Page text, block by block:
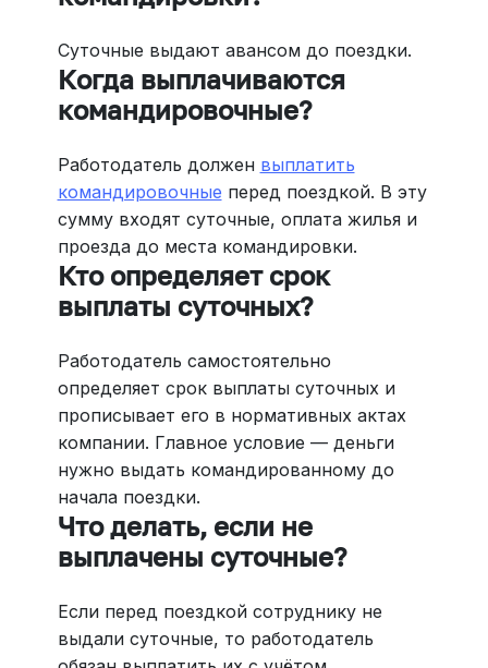
Суточные выдают авансом до поездки.
Когда выплачиваются
командировочные?
Работодатель должен выплатить
командировочные перед поездкой. В эту
сумму входят суточные, оплата жилья и
проезда до места командировки.
Кто определяет срок
выплаты суточных?
Работодатель самостоятельно
определяет срок выплаты суточных и
прописывает его в нормативных актах
компании. Главное условие — деньги
нужно выдать командированному до
начала поездки.
Что делать, если не
выплачены суточные?
Если перед поездкой сотруднику не
выдали суточные, то работодатель